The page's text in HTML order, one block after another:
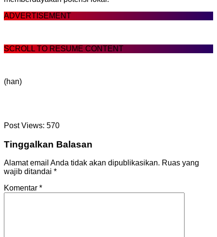
ADVERTISEMENT
SCROLL TO RESUME CONTENT
(han)
Post Views: 570
Tinggalkan Balasan
Alamat email Anda tidak akan dipublikasikan. Ruas yang
wajib ditandai *
Komentar *